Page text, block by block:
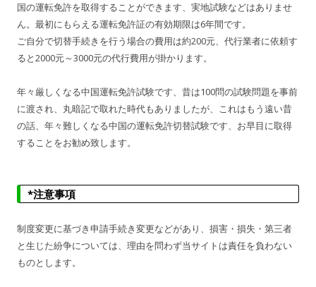
国の運転免許を取得することができます、実地試験などはありませ
ん。最初にもらえる運転免許証の有効期限は6年間です。
ご自分で切替手続きを行う場合の費用は約200元、代行業者に依頼す
ると2000元～3000元の代行費用が掛かります。
年々厳しくなる中国運転免許試験です、昔は100問の試験問題を事前
に渡され、丸暗記で取れた時代もありましたが、これはもう遠い昔
の話、年々難しくなる中国の運転免許切替試験です、お早目に取得
することをお勧め致します。
*注意事項
制度変更に基づき申請手続き変更などがあり、損害・損失・第三者
と生じた紛争については、理由を問わず当サイトは責任を負わない
ものとします。